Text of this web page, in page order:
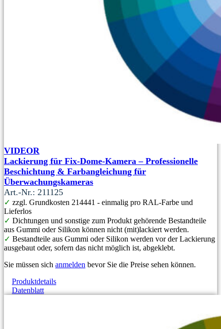
VIDEOR
Lackierung für Fix-Dome-Kamera – Professionelle
Beschichtung & Farbangleichung für
Überwachungskameras
Art.-Nr.: 211125
✓ zzgl. Grundkosten 214441 - einmalig pro RAL-Farbe und
Lieferlos
✓ Dichtungen und sonstige zum Produkt gehörende Bestandteile
aus Gummi oder Silikon können nicht (mit)lackiert werden.
✓ Bestandteile aus Gummi oder Silikon werden vor der Lackierung
ausgebaut oder, sofern das nicht möglich ist, abgeklebt.
Sie müssen sich anmelden bevor Sie die Preise sehen können.
Produktdetails
Datenblatt